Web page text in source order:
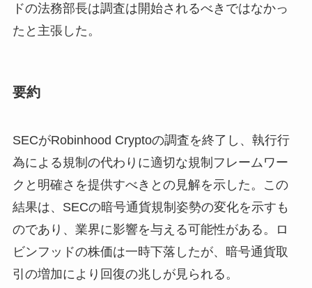
ドの法務部長は調査は開始されるべきではなかっ
たと主張した。
要約
SECがRobinhood Cryptoの調査を終了し、執行行
為による規制の代わりに適切な規制フレームワー
クと明確さを提供すべきとの見解を示した。この
結果は、SECの暗号通貨規制姿勢の変化を示すも
のであり、業界に影響を与える可能性がある。ロ
ビンフッドの株価は一時下落したが、暗号通貨取
引の増加により回復の兆しが見られる。